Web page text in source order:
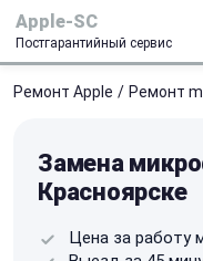
Apple-SC
Постгарантийный сервис
Ремонт Apple / Ремонт
Замена
Красноярске
Цена за работу